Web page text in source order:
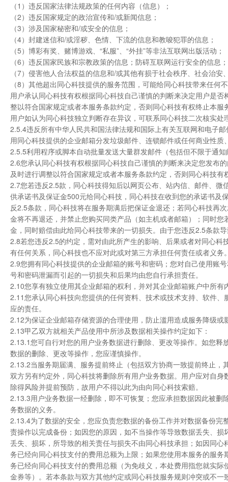
（1）违反国家法律法规政策的任何内容（信息）；
（2）违反国家规定的政治宣传和/或新闻信息；
（3）涉及国家秘密和/或安全的信息；
（4）封建迷信和/或淫秽、色情、下流的信息和教唆犯罪的信息；
（5）博彩有奖、赌博游戏、“私服”、“外挂”等非法互联网出版活动；
（6）违反国家民族和宗教政策的信息；防碍互联网运行安全的信息
（7）侵害他人合法权益的信息和/或其他有损于社会秩序、社会治
（8）其他超出同心科技提供的服务范围，可能给同心科技带来任何
用户承认同心科技有权根据同心科技自己谨慎的判断来决定用户是
整以符合国家规定或者本服务条款约定，否则同心科技有权终止本服
用户如认为同心科技独立判断存在异议，可联系同心科技二次核实
2.5.4违反所有中华人民共和国法律法规和国际上有关互联网和电子
用同心科技提供的企业邮箱分发垃圾邮件、连锁邮件或任何商业性
2.5.5利用程序或脚本自动批量发送大量群发邮件（包括但不限于通
2.6您承认同心科技有权根据同心科技自己谨慎的判断来决定您发布
及时进行调整以符合国家规定或者本服务条款约定，否则同心科技
2.7您若违反2.5款，同心科技得知后以网页公布、站内信、邮件、
供承诺书及保证金500元给同心科技，同心科技在收到您的承诺书
反2.5条款，同心科技将在服务期满后把保证金退还；若同心科技再
金将不再退还，并禁止您购买同类产品（如主机或者邮箱）；同时
金，同时赔偿由此给同心科技带来的一切损失。由于您违反2.5条款
2.8若您违反2.5的约定，需对由此所产生的影响、后果或者对同心
有任何关系，同心科技也不应对此或对第三方承担任何责任或者义务
2.9您拥有同心科技提供的企业邮箱的账号和密码；您对自己使用账
号和密码泄漏而引起的一切损失和后果均由您自行承担责任。
2.10您享有独立使用其企业邮箱的权利，并对其企业邮箱账户中所
2.11您承认同心科技向您提供的任何资料、技术或技术支持、软件
应的责任。
2.12为保证企业邮箱存储资源的合理使用，防止滥用造成服务降级
2.13甲乙双方就相关产品使用中所涉及数据相关操作约定如下：
2.13.1您可自行对您的用户业务数据进行删除、更改等操作。如您
数据的删除、更改等操作，您应谨慎操作。
2.13.2当服务期届满、服务提前终止（包括双方协商一致提前终止
双方另有约定外，同心科技将删除所有用户业务数据。用户应对自
除得风险并提前预防，故用户不得以此为由向同心科技索赔。
2.13.3用户业务数据一经删除，即不可恢复；您应承担数据因此被
务数据的义务。
2.13.4为了数据的安全，您应负责您数据的备份工作并对数据备份
责操作以完成备份；如因您的原因，如不当操作等导致数据丢失、
丢失、损坏，所导致的相关责任与损失不由同心科技承担；如因同
务已经向同心科技支付的费用总额为上限；如果您使用本服务的服
务已经向同心科技支付的费用总额（为免歧义，本处费用指您就实
金券等）。若本条款与双方其他约定或同心科技服务规则冲突或不一